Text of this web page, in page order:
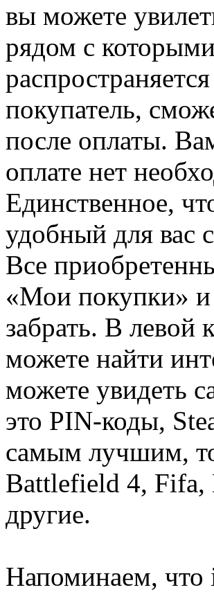
вы можете
рядом с
покупатель,
после оплаты.
оплате нет
Единственное,
удобный для вас
Все
«Мои покупки»
забрать. В
можете найти
можете увидеть
это PIN-коды,
самым лучшим,
Battlefield 4,
другие.
Напоминаем, что